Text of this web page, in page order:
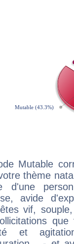
Mutable
thème
d'une
avide
vif,
et